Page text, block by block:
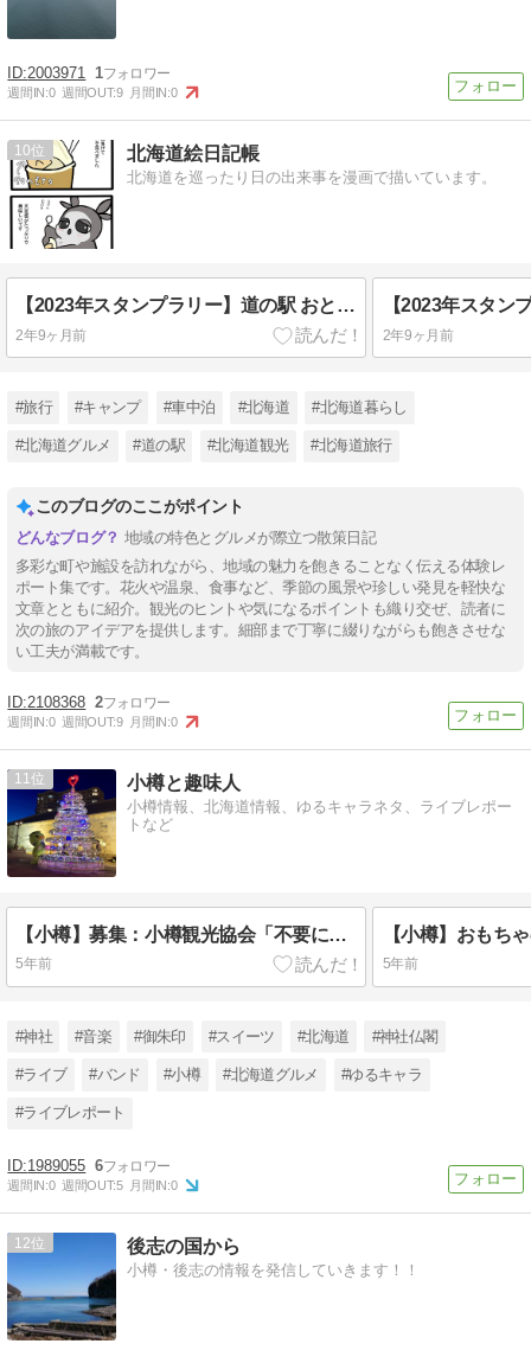
2003971 1
週間IN:0 週間OUT:9 月間IN:0
10 北海道絵日記帳
北海道を巡ったり日の出来事を漫画で描いています。
【2023年スタンプラリー】道の駅 おとふけ なつぞらのふる里
2年9ヶ月前 2年9ヶ月前
#旅行 #キャンプ #車中泊 #北海道 #北海道暮らし
#北海道グルメ #道の駅 #北海道観光 #北海道旅行
このブログのここがポイント
地域の特色とグルメが際立つ散策日記
多彩な町や施設を訪れながら、地域の魅力を飽きることなく伝える体験レ
ポート集です。花火や温泉、食事など、季節の風景や珍しい発見を軽快な
文章とともに紹介。観光のヒントや気になるポイントも織り交ぜ、読者に
次の旅のアイデアを提供します。細部まで丁寧に綴りながらも飽きさせな
い工夫が満載です。
2108368 2
週間IN:0 週間OUT:9 月間IN:0
11 小樽と趣味人
小樽情報、北海道情報、ゆるキャラネタ、ライブレポー
トなど
【小樽】募集：小樽観光協会「不要になった傘の提供をお願いします！」
5年前 5年前
#神社 #音楽 #御朱印 #スイーツ #北海道 #神社仏閣
#ライブ #バンド #小樽 #北海道グルメ #ゆるキャラ
#ライブレポート
1989055 6
週間IN:0 週間OUT:5 月間IN:0
12 後志の国から
小樽・後志の情報を発信していきます！！